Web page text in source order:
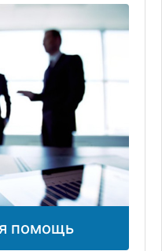
помощь